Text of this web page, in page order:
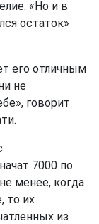
«Но и в
остаток»
его отличным
не
говорит
7000 по
менее, когда
то их
из